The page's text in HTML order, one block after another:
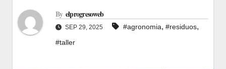
By elprogresoweb
SEP 29, 2025 #agronomia, #residuos,
#taller